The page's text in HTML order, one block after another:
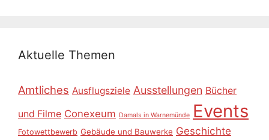
Aktuelle Themen
Amtliches Ausflugsziele Ausstellungen Bücher
und Filme Conexeum Damals in Warnemünde Events
Fotowettbewerb Gebäude und Bauwerke Geschichte